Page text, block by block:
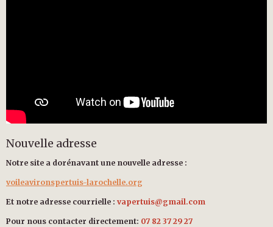
Nouvelle adresse
Notre site a dorénavant une nouvelle adresse :
voileavironspertuis-larochelle.org
Et notre adresse courrielle : vapertuis@gmail.com
Pour nous contacter directement: 07 82 37 29 27